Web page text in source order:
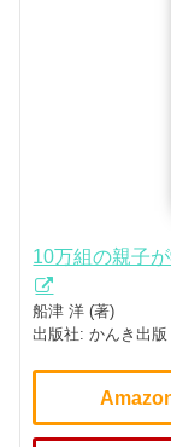
10万組の親子
船津 洋 (著)
出版社: かんき出